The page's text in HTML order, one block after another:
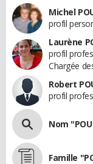
Michel
profil
Laurène
profil
Chargée
Robert
profil
Nom
Famille